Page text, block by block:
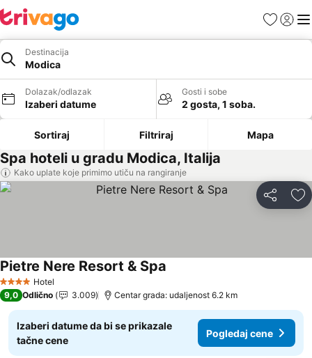
FavoritiPrijavi
Destinacija
Modica
Dolazak/odlazak
Izaberi datume
Gosti i sobe
2 gosta, 1 soba.
Sortiraj Filtriraj Mapa
Spa hoteli u gradu Modica, Italija
Kako uplate koje primimo utiču na rangiranje
Deli
4 ZvezdiceHotel
Pietre Nere Resort & Spa
9,0 Odlično 3.009 Centar grada: udaljenost 6.2 km
Izaberi datume da bi se prikazale
tačne cene
Pogledaj cene